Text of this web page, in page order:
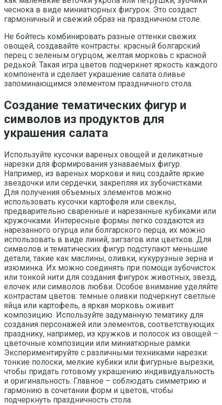
чеснока в виде миниатюрных фигурок. Это создаст
гармоничный и свежий образ на праздничном столе.
Не бойтесь комбинировать разные оттенки свежих
овощей, создавайте контрасты: красный болгарский
перец с зеленым огурцом, желтая морковь с красной
редькой. Такая игра цветов подчеркнет яркость каждого
компонента и сделает украшение салата оливье
запоминающимся элементом праздничного стола.
Создание тематических фигур и
символов из продуктов для
украшения салата
Используйте кусочки вареных овощей и деликатные
нарезки для формирования узнаваемых фигур.
Например, из вареных моркови и яиц создайте яркие
звездочки или сердечки, закрепляя их зубочистками.
Для получения объемных элементов можно
использовать кусочки картофеля или свеклы,
предварительно сваренные и нарезанные кубиками или
кружочками. Интересные формы легко создаются из
нарезанного огурца или болгарского перца, их можно
использовать в виде линий, зигзагов или цветков. Для
символов и тематических фигур подступают меньшие
детали, такие как маслины, оливки, кукурузные зерна и
изюминка. Их можно соединять при помощи зубочисток
или тонкой нити для создания фигурок животных, звезд,
елочек или символов любви. Особое внимание уделяйте
контрастам цветов: темные оливки подчеркнут светлые
яйца или картофель, а яркая морковь оживит
композицию. Используйте задуманную тематику для
создания персонажей или элементов, соответствующих
празднику, например, из кружков и полосок из овощей –
цветочные композиции или миниатюрные рамки.
Экспериментируйте с различными техниками нарезки:
тонкие полоски, мелкие кубики или фигурные вырезки,
чтобы придать готовому украшению индивидуальность
и оригинальность. Главное – соблюдать симметрию и
гармонию в сочетании форм и цветов, чтобы
подчеркнуть праздничность стола.